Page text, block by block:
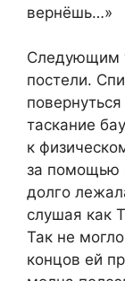
вернёшь…»
Следующим
постели.
таскание
к
за помощью
долго
слушая как
Так не
концов ей